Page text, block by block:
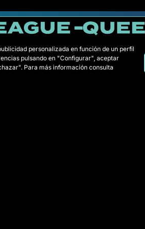
personalizada en función de un perfil
pulsando en "Configurar", aceptar
Para más información consulta